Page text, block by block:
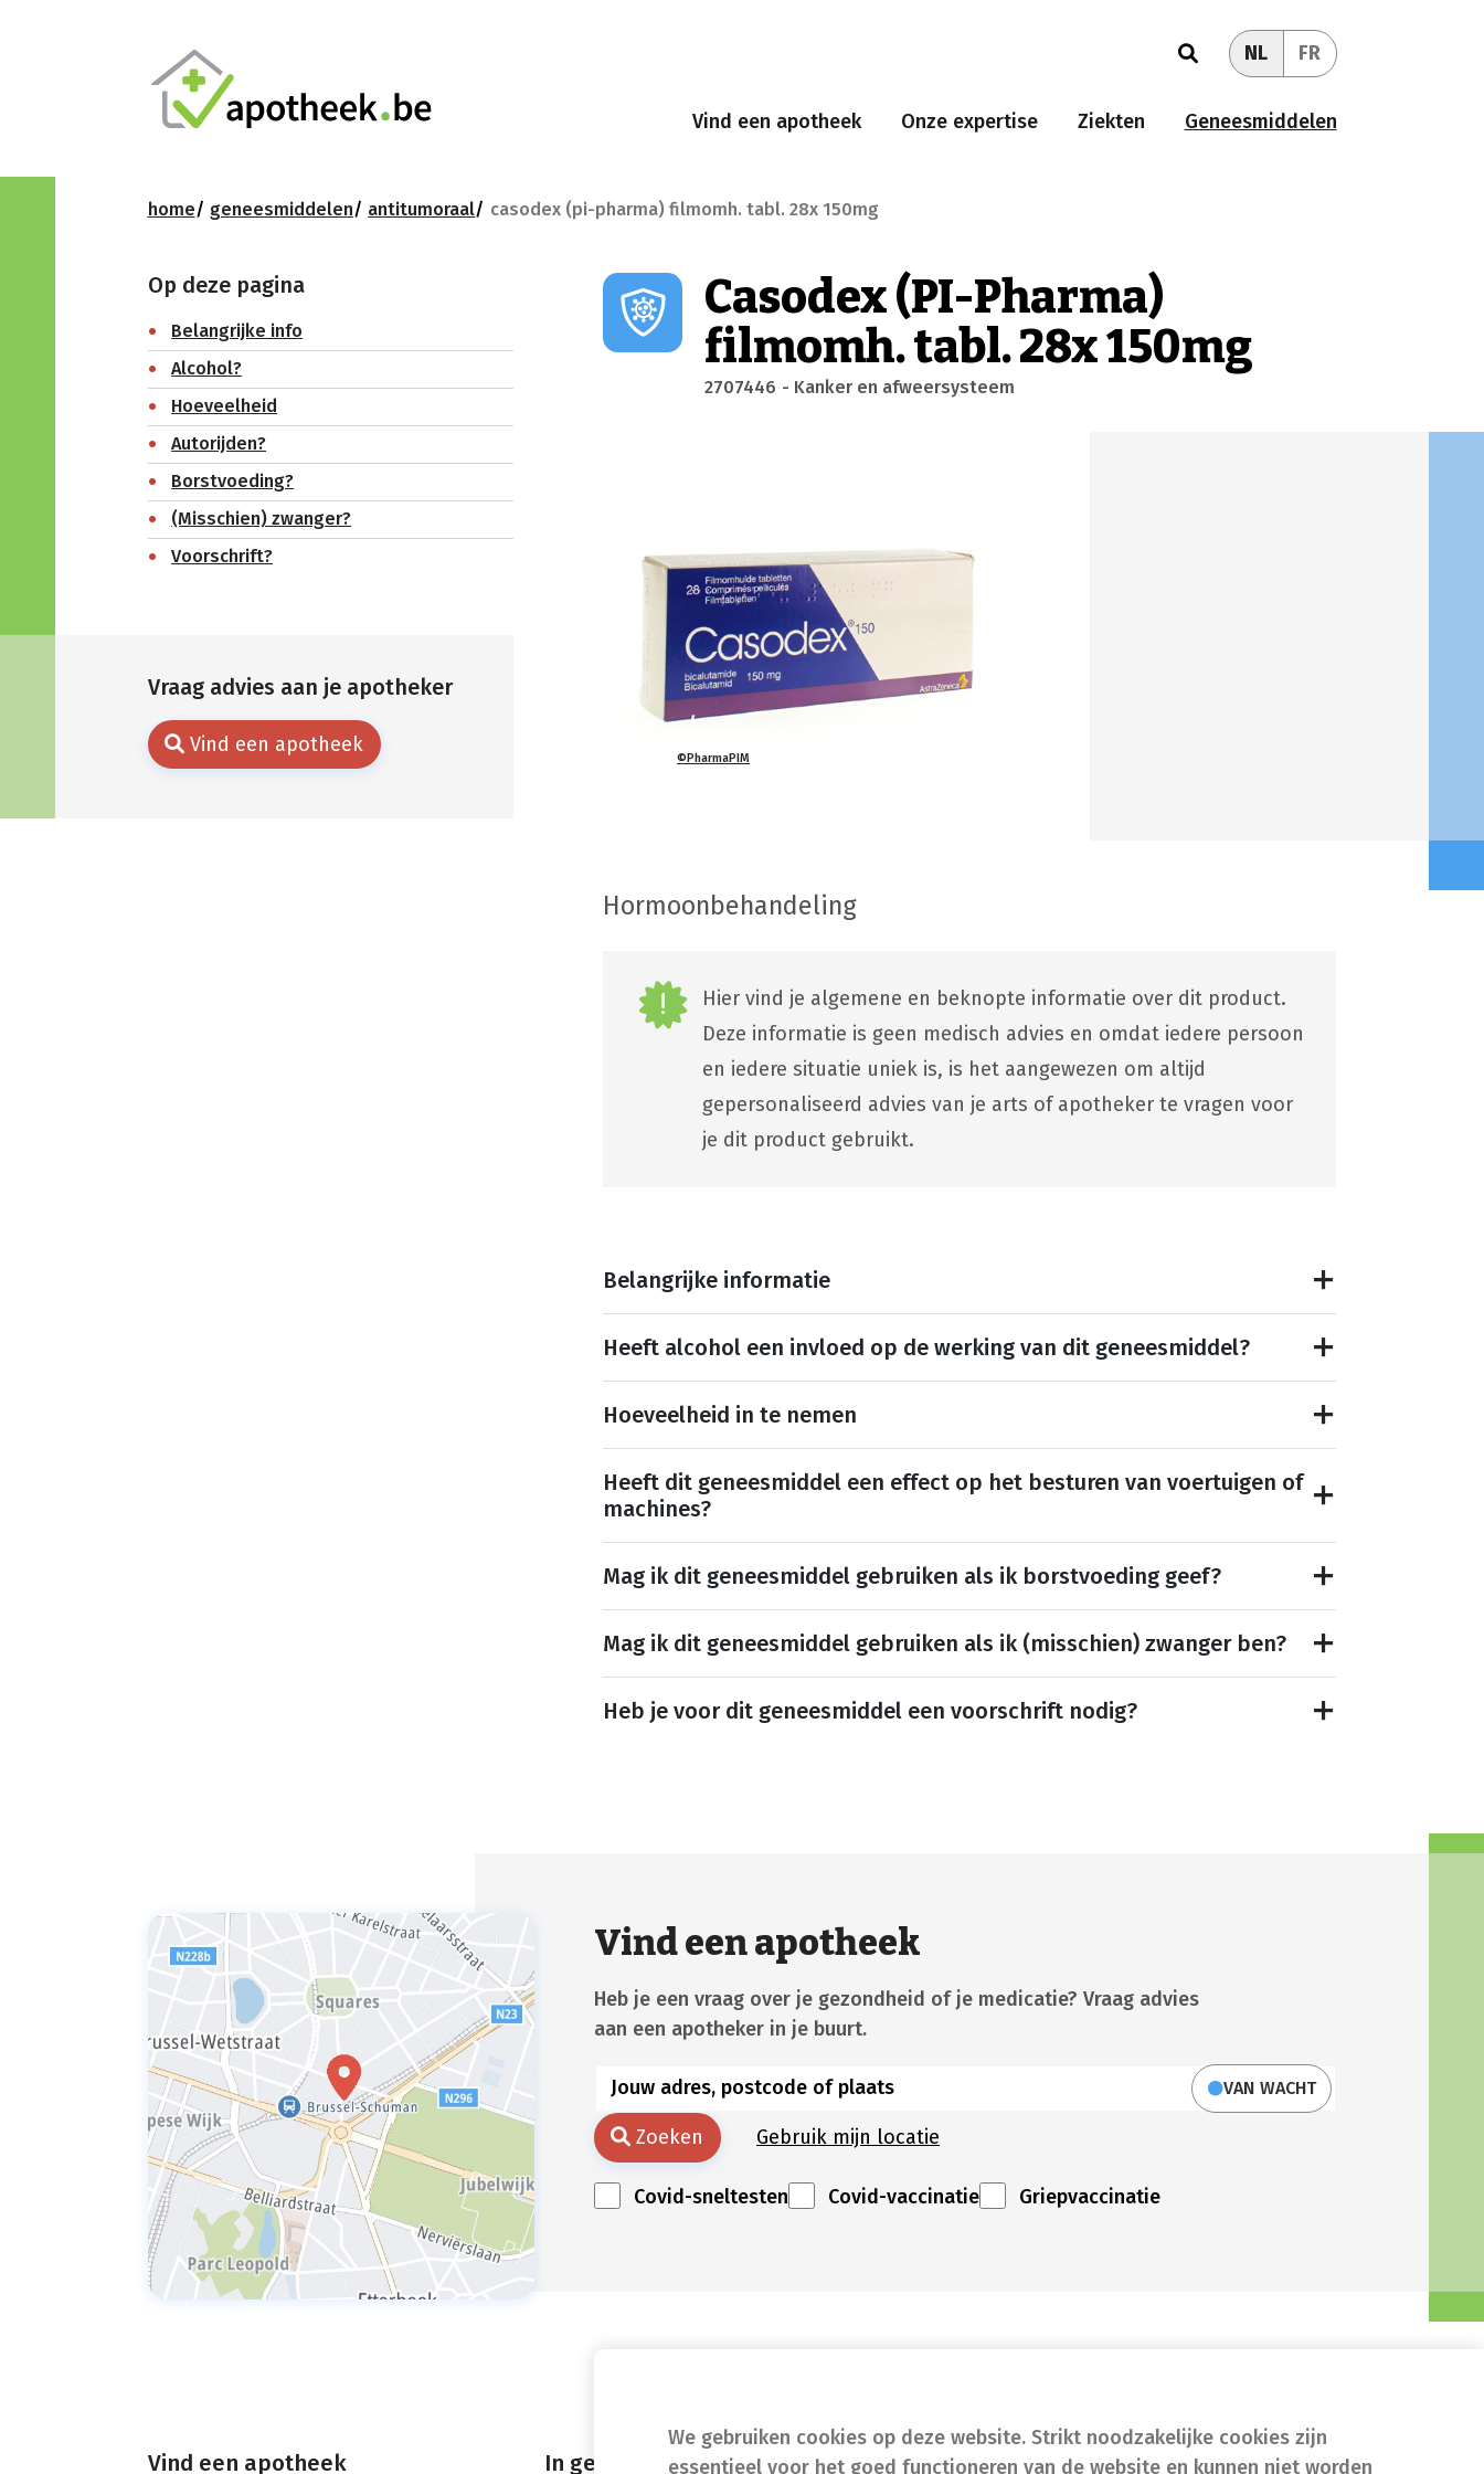
We gebruiken cookies op deze website. Strikt noodzakelijke cookies zijn
essentieel voor het goed functioneren van de website en kunnen niet worden
NL FR
Vind een apotheek Onze expertise Ziekten Geneesmiddelen
home geneesmiddelen antitumoraal casodex (pi-pharma) filmomh. tabl. 28x 150mg
Vraag advies aan je apotheker
Vind een apotheek
Op deze pagina
Belangrijke info
Alcohol?
Hoeveelheid
Autorijden?
Borstvoeding?
(Misschien) zwanger?
Voorschrift?
Casodex (PI-Pharma)
filmomh. tabl. 28x 150mg
2707446 - Kanker en afweersysteem
©PharmaPIM
Hormoonbehandeling
Hier vind je algemene en beknopte informatie over dit product.
Deze informatie is geen medisch advies en omdat iedere persoon
en iedere situatie uniek is, is het aangewezen om altijd
gepersonaliseerd advies van je arts of apotheker te vragen voor
je dit product gebruikt.
Belangrijke informatie
Heeft alcohol een invloed op de werking van dit geneesmiddel?
Hoeveelheid in te nemen
Heeft dit geneesmiddel een effect op het besturen van voertuigen of
machines?
Mag ik dit geneesmiddel gebruiken als ik borstvoeding geef?
Mag ik dit geneesmiddel gebruiken als ik (misschien) zwanger ben?
Heb je voor dit geneesmiddel een voorschrift nodig?
Vind een apotheek
Heb je een vraag over je gezondheid of je medicatie? Vraag advies
aan een apotheker in je buurt.
VAN WACHT
Zoeken Gebruik mijn locatie
Covid-sneltesten Covid-vaccinatie Griepvaccinatie
Vind een apotheek In geval van nood